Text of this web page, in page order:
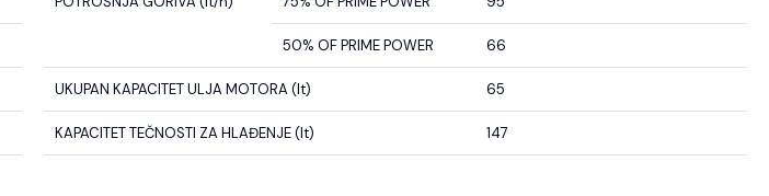
50% OF PRIME POWER 66
UKUPAN KAPACITET ULJA MOTORA (lt) 65
KAPACITET TEČNOSTI ZA HLAĐENJE (lt) 147